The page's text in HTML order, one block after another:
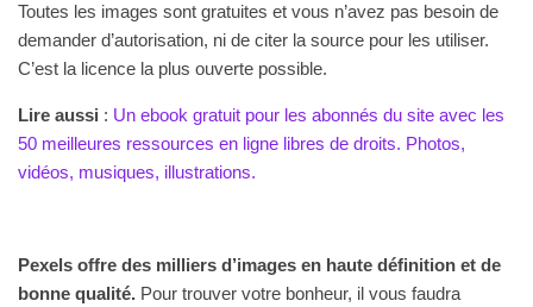
Toutes les images sont gratuites et vous n’avez pas besoin de
demander d’autorisation, ni de citer la source pour les utiliser.
C’est la licence la plus ouverte possible.
Lire aussi : Un ebook gratuit pour les abonnés du site avec les
50 meilleures ressources en ligne libres de droits. Photos,
vidéos, musiques, illustrations.
Pexels offre des milliers d’images en haute définition et de
bonne qualité. Pour trouver votre bonheur, il vous faudra